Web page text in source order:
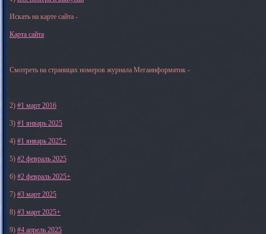
Искать на карте сайта -
Карта сайта
Смотреть на страницах номеров журнала Мегаинформатик -
2) #1 март 2016
3) #1 январь 2025
4) #1 январь 2025+
5) #2 февраль 2025
6) #2 февраль 2025+
7) #3 март 2025
8) #3 март 2025+
9) #4 апрель 2025